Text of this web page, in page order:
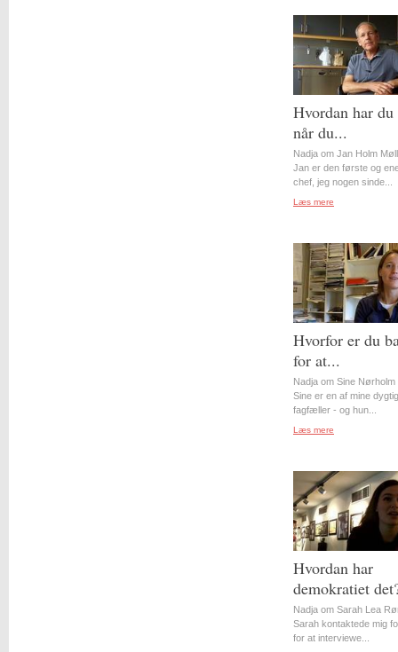
Hvordan har du
når du...
Nadja om Jan Holm
Jan er den første og
chef, jeg nogen sinde...
Læs mere
Hvorfor er du
for at...
Nadja om Sine
Sine er en af mine
fagfæller - og hun...
Læs mere
Hvordan har
demokratiet
Nadja om Sarah Lea
Sarah kontaktede mig
for at interviewe...